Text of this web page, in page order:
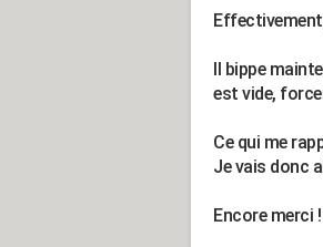
Il bippe
est vide,
Ce qui me
Je vais donc
Encore merci !